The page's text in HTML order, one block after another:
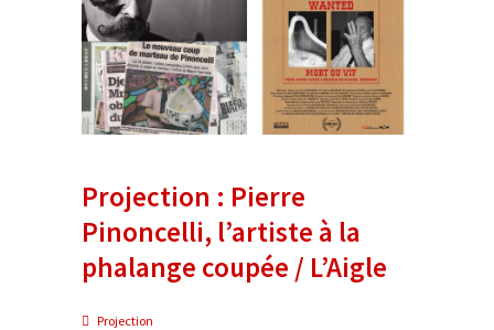
Projection : Pierre
Pinoncelli, l’artiste à la
phalange coupée / L’Aigle
Projection